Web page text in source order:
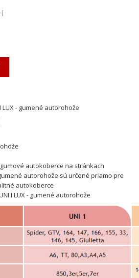
autokoberce na stránkach
autorohože sú určené priamo pre
autokoberce
autorohože